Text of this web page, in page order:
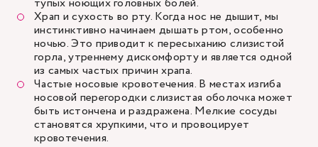
Храп и сухость во рту. Когда нос не дышит, мы
инстинктивно начинаем дышать ртом, особенно
ночью. Это приводит к пересыханию слизистой
горла, утреннему дискомфорту и является одной
из самых частых причин храпа.
Частые носовые кровотечения. В местах изгиба
носовой перегородки слизистая оболочка может
быть истончена и раздражена. Мелкие сосуды
становятся хрупкими, что и провоцирует
кровотечения.